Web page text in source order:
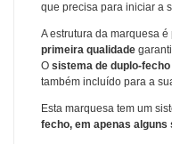
que precisa para iniciar a
A estrutura da marquesa
primeira qualidade
O sistema de duplo-fecho
também incluído para a
Esta marquesa tem um
fecho, em apenas alguns